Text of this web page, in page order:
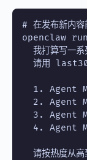
# 在发布新内
openclaw
我打算写一
请用
1. Agent
2. Agent
3. Agent
4. Agent
请按热度从高